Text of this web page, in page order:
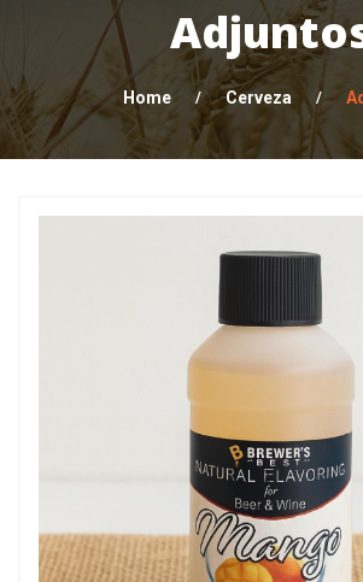
Home / Cerveza /